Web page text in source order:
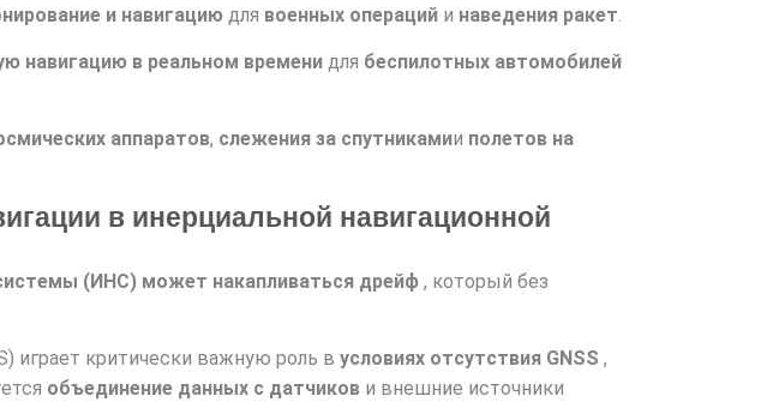
и навигацию для военных операций и наведения ракет
навигацию в реальном времени для беспилотных автомобилей
аппаратов, слежения за спутникамии полетов на
в инерциальной навигационной
(ИНС) может накапливаться дрейф , который без
играет критически важную роль в условиях отсутствия GNSS ,
объединение данных с датчиков и внешние источники